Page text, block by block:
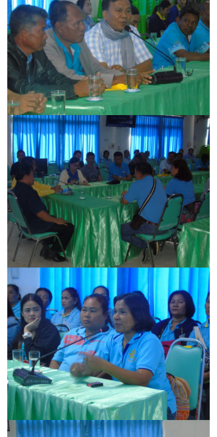
ปัวแฮปปี้รีสอร์ท
ปางชมภูโฮมสเตย์
ปาริชาติเพลส
ภิรมณเพลส
ภูรีสอร์ท
มองดูปัวคอทเทจ
ริมดอยรีสอร์ท
ริมน้ำปัวแคมป์ปิ้ง
ฤทธิ์รดาโฮม
ลองนอนนา
วรนครเพลส
วิดาโฮม
สวัสดีปัวโฮมสเตย์
สุขใจเฮ้าส์
อิงขว้างโฮมสเตย์
อิงดอยปัว
อุ่นไอปัว
อูปแก้วรีสอร์ท
ฮอมฮักแกลเลอรี่